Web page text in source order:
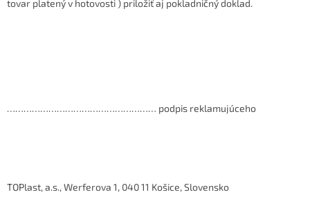
tovar platený v hotovosti ) priložiť aj pokladničný doklad.
……………………………………………… podpis reklamujúceho
TOPlast, a.s., Werferova 1, 040 11 Košice, Slovensko